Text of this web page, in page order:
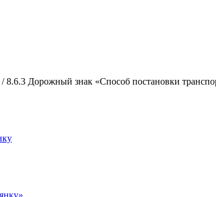
/ 8.6.3 Дорожный знак «Способ постановки